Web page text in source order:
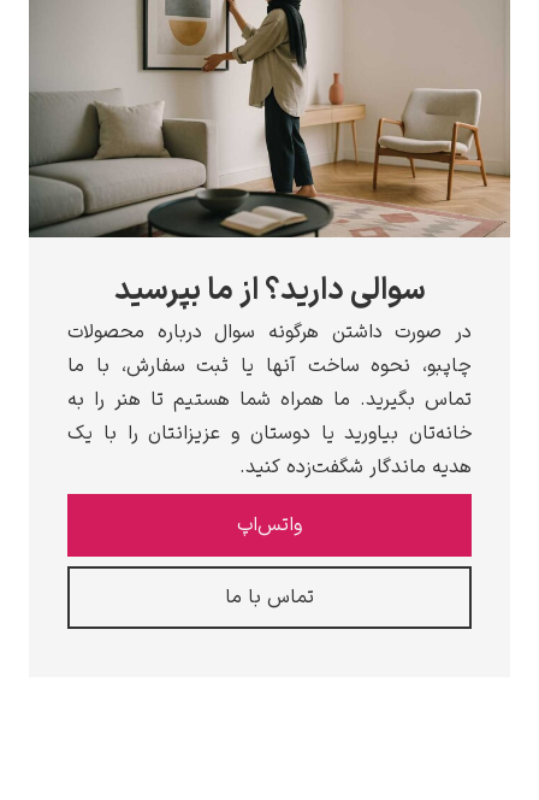
سوالی دارید؟ از ما بپرسید
صورت داشتن هرگونه سوال درباره محصولات
نحوه ساخت آنها یا ثبت سفارش، با ما
بگیرید. ما همراه شما هستیم تا هنر را به
بیاورید یا دوستان و عزیزانتان را با یک
ماندگار شگفت‌زده کنید.